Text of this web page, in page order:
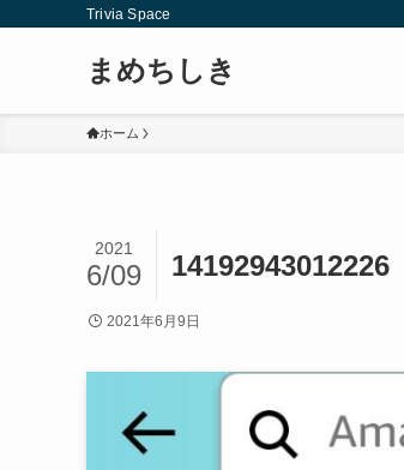
Trivia Space
まめちしき
ホーム
14192943012226
2021
6/09
2021年6月9日